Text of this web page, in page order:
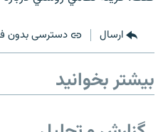
ارسال دسترسی بدون
بیشتر بخوانید